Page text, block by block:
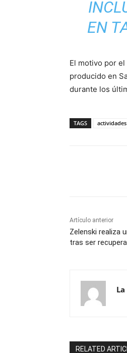
EN
El motivo por
producido en
durante los
TAGS
Artículo anterior
Zelenski realiza
tras ser
RELATED